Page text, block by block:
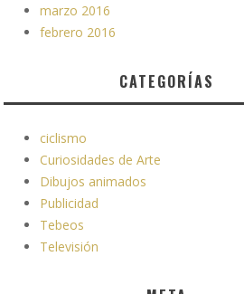
marzo 2016
febrero 2016
CATEGORÍAS
ciclismo
Curiosidades de Arte
Dibujos animados
Publicidad
Tebeos
Televisión